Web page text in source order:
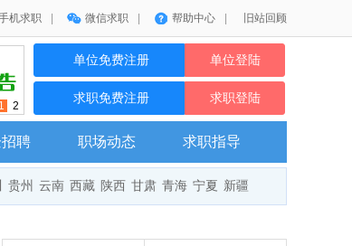
机求职 微信求职 帮助中心 旧站回顾
1 2
单位免费注册 单位登陆
求职免费注册 求职登陆
聘 职场动态 求职指导
贵州 云南 西藏 陕西 甘肃 青海 宁夏 新疆